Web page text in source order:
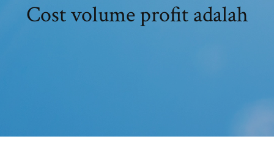
Cost volume profit adalah